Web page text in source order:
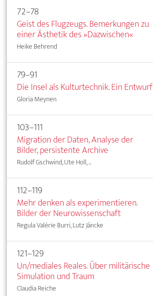
72–78
Geist des Flugzeugs. Bemerkungen zu
einer Ästhetik des »Dazwischen«
Heike Behrend
79–91
Die Insel als Kulturtechnik. Ein Entwurf
Gloria Meynen
103–111
Migration der Daten, Analyse der
Bilder, persistente Archive
Rudolf Gschwind, Ute Holl, ...
112–119
Mehr denken als experimentieren.
Bilder der Neurowissenschaft
Regula Valérie Burri, Lutz Jäncke
121–129
Un/mediales Reales. Über militärische
Simulation und Traum
Claudia Reiche